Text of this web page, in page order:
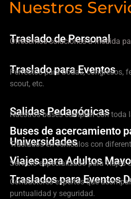
Nuestros
Traslado de Personal
Ofrecemos soluciones a medida
Traslado para Eventos
Perfectos para bodas, congresos,
scout, etc.
Salidas Pedagógicas
Nuestros buses cumplen con toda
Buses de acercamiento
Universidades
Traslados en vehículos con
Viajes para Adultos
Servicio especializado para viajes
Traslados para Eventos
Conductores expertos que
puntualidad y seguridad.